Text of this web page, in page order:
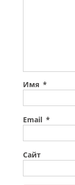
Имя *
Email *
Сайт